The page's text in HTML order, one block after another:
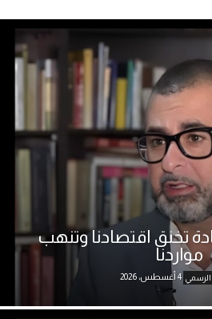
تخنق اقتصادنا وتنهب
مواردنا
الرسمي 4 أغسطس، 2026